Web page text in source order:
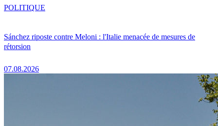
Sánchez riposte contre Meloni : l'Italie menacée de mesures de
rétorsion
07.08.2026
POLITIQUE